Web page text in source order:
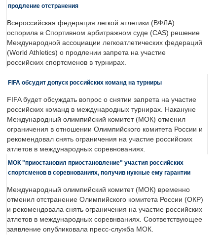
продление отстранения
Всероссийская федерация легкой атлетики (ВФЛА)
оспорила в Спортивном арбитражном суде (CAS) решение
Международной ассоциации легкоатлетических федераций
(World Athletics) о продлении запрета на участие
российских спортсменов в турнирах.
FIFA обсудит допуск российских команд на турниры
FIFA будет обсуждать вопрос о снятии запрета на участие
российских команд в международных турнирах. Накануне
Международный олимпийский комитет (МОК) отменил
ограничения в отношении Олимпийского комитета России и
рекомендовал снять ограничения на участие российских
атлетов в международных соревнованиях.
МОК "приостановил приостановление" участия российских
спортсменов в соревнованиях, получив нужные ему гарантии
Международный олимпийский комитет (МОК) временно
отменил отстранение Олимпийского комитета России (ОКР)
и рекомендовала снять ограничения на участие российских
атлетов в международных соревнваниях. Соответствующее
заявление опубликовала пресс-служба МОК.